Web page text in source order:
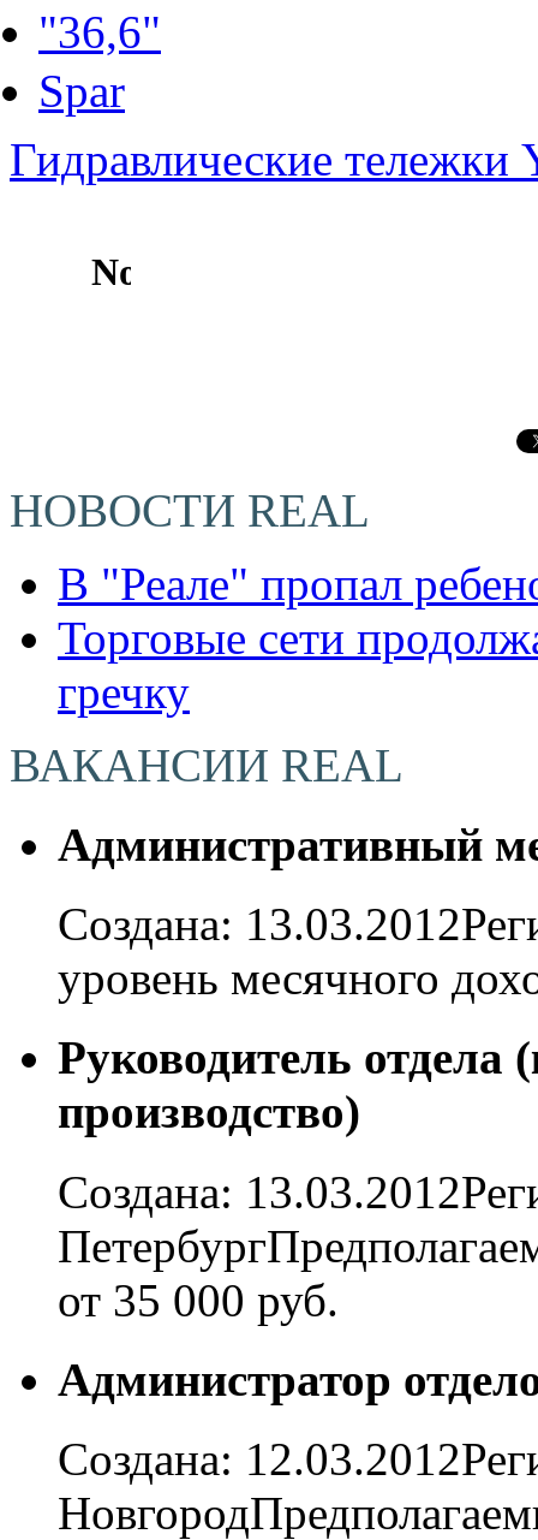
"36,6"
Spar
Гидравлические тележки
НОВОСТИ REAL
В "Реале" пропал
Торговые сети
гречку
ВАКАНСИИ REAL
Административный
Создана:
уровень месячного
Руководитель отдела
производство)
Создана:
от 35 000 руб.
Администратор
Создана: